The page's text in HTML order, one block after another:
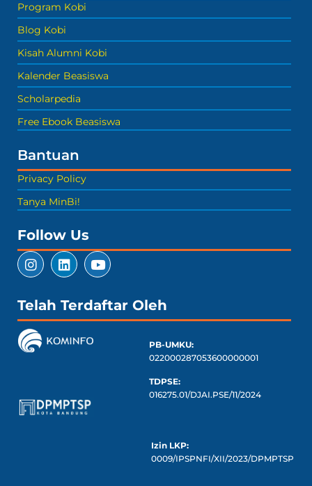
Program Kobi
Blog Kobi
Kisah Alumni Kobi
Kalender Beasiswa
Scholarpedia
Free Ebook Beasiswa
Bantuan
Privacy Policy
Tanya MinBi!
Follow Us
Telah Terdaftar Oleh
PB-UMKU:
022000287053600000001
TDPSE:
016275.01/DJAI.PSE/11/2024
Izin LKP:
0009/IPSPNFI/XII/2023/DPMPTSP